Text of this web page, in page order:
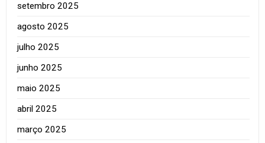
setembro 2025
agosto 2025
julho 2025
junho 2025
maio 2025
abril 2025
março 2025